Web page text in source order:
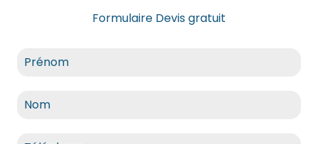
Formulaire Devis gratuit